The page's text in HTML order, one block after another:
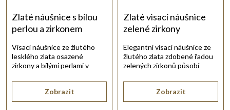
Zlaté náušnice s bílou
perlou a zirkonem
Zobrazit
Visací náušnice ze žlutého
lesklého zlata osazené
zirkony a bílými perlami v
Zlaté visací náušnice
zelené zirkony
Zobrazit
Elegantní visací náušnice ze
žlutého zlata zdobené řadou
zelených zirkonů působí
prodlužují linii krku.